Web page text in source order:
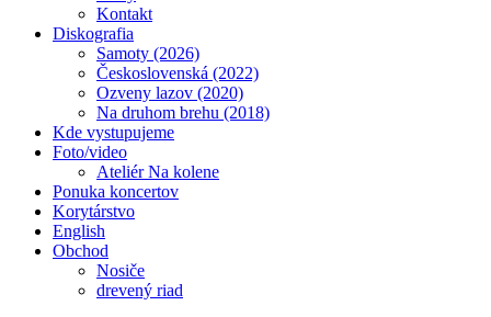
Kontakt
Diskografia
Samoty (2026)
Československá (2022)
Ozveny lazov (2020)
Na druhom brehu (2018)
Kde vystupujeme
Foto/video
Ateliér Na kolene
Ponuka koncertov
Korytárstvo
English
Obchod
Nosiče
drevený riad